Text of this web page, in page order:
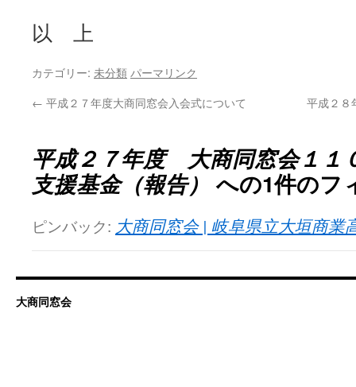
以 上
カテゴリー: 未分類 パーマリンク
← 平成２７年度大商同窓会入会式について 平成２８
平成２７年度 大商同窓会１１
支援基金（報告） への1件のフ
ピンバック: 大商同窓会 | 岐阜県立大垣商
大商同窓会